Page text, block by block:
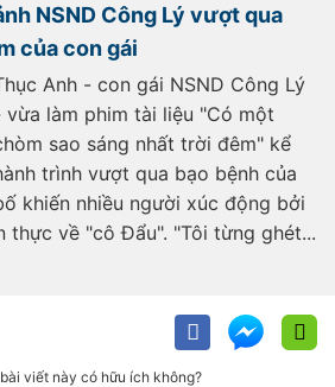
NSND Công Lý vượt qua
của con gái
Anh - con gái NSND Công Lý
vừa làm phim tài liệu "Có một
sao sáng nhất trời đêm" kể
trình vượt qua bạo bệnh của
khiến nhiều người xúc động bởi
thực về "cô Đẩu". "Tôi từng ghét...
viết này có hữu ích không?